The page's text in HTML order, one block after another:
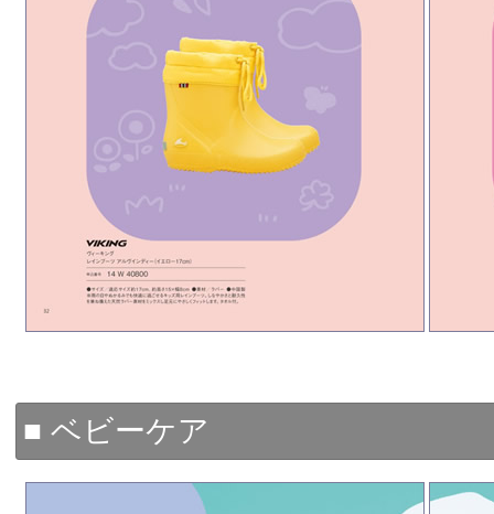
■ ベビーケア